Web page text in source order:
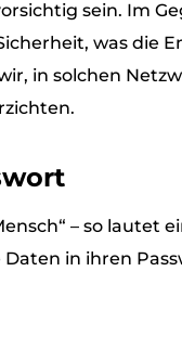
sein. Im
was die
in solchen
– so lautet
in ihren